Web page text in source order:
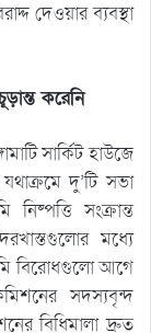
দেওয়ার ব্যবস্থা
করেনি
সার্কিট হাউজে
দু’টি সভা
সংক্রান্ত
মধ্যে
বিরোধগুলো আগে
সদস্যবৃন্দ
বিধিমালা দ্রুত